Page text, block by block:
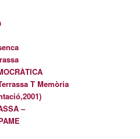
T Memòria
–